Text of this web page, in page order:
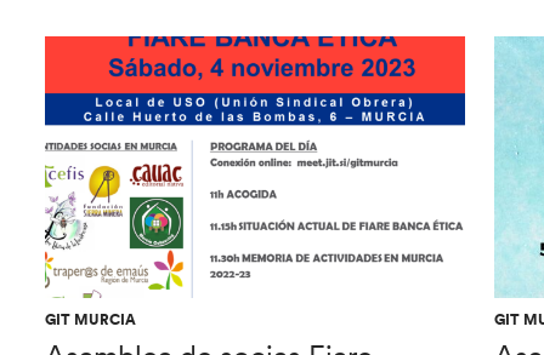
GIT MURCIA GIT